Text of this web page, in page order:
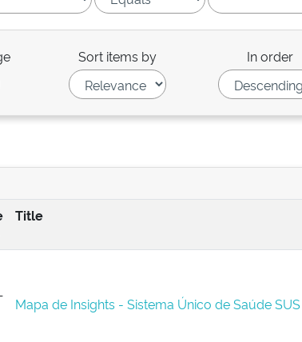
Sort items by In order
Title
Mapa de Insights - Sistema Único de Saúde SUS